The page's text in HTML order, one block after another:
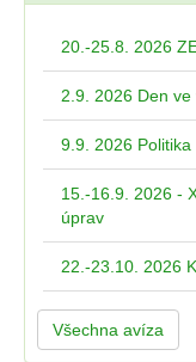
20.-25.8. 2026
2.9. 2026 Den ve
9.9. 2026
15.-16.9. 2026 -
úprav
22.-23.10. 2026
Všechna avíza